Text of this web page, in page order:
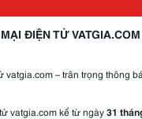
ĐIỆN TỬ VATGIA.COM
– trân trọng thông
vatgia.com kể từ ngày31